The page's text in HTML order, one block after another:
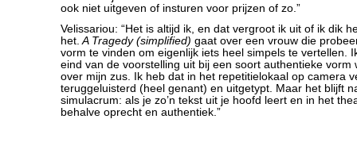
ook niet uitgeven of insturen voor prijzen of zo.”
Velissariou: “Het is altijd ik, en dat vergroot ik uit of ik dik
het. A Tragedy (simplified) gaat over een vrouw die
vorm te vinden om eigenlijk iets heel simpels te vertellen.
eind van de voorstelling uit bij een soort authentieke vorm
over mijn zus. Ik heb dat in het repetitielokaal op camera
teruggeluisterd (heel genant) en uitgetypt. Maar het blijft
simulacrum: als je zo’n tekst uit je hoofd leert en in het
behalve oprecht en authentiek.”